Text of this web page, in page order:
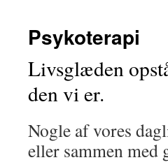
Psykoterapi
Livsglæden
den vi er.
Nogle af vores
eller sammen med